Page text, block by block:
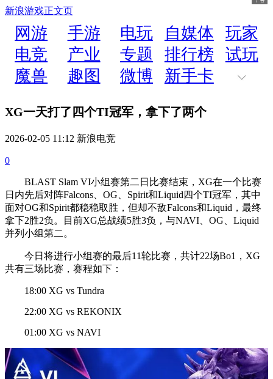
新浪游戏正文页
网游 手游 电玩 自媒体
玩家
电竞
产业 专题 排行榜
试玩
魔兽
趣图 微博 新手卡
XG一天打了四个TI冠军，拿下了两个
2026-02-05 11:12 新浪电竞
0
BLAST Slam VI小组赛第二日比赛结束，XG在一个比赛
日内先后对阵Falcons、OG、Spirit和Liquid四个TI冠军，其中
面对OG和Spirit都稳稳取胜，但却不敌Falcons和Liquid，最终
拿下2胜2负。目前XG总战绩5胜3负，与NAVI、OG、Liquid
并列小组第二。
今日将进行小组赛的最后11轮比赛，共计22场Bo1，XG
共有三场比赛，赛程如下：
18:00 XG vs Tundra
22:00 XG vs REKONIX
01:00 XG vs NAVI